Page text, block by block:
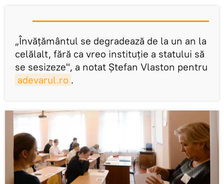
„Învăţământul se degradează de la un an la
celălalt, fără ca vreo instituţie a statului să
se sesizeze", a notat Ştefan Vlaston pentru
adevarul.ro .